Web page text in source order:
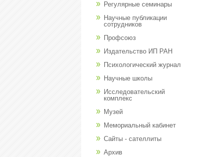
Регулярные семинары
Научные публикации
сотрудников
Профсоюз
Издательство ИП РАН
Психологический журнал
Научные школы
Исследовательский
комплекс
Музей
Мемориальный кабинет
Сайты - сателлиты
Архив